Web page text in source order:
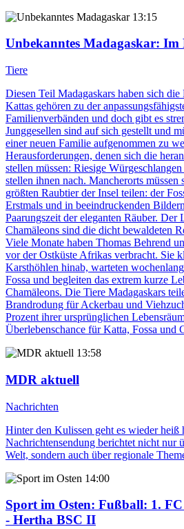
13:15
Unbekanntes Madagaskar: Im
Tiere
Diesen Teil Madagaskars haben sich
Kattas gehören zu der
Familienverbänden und doch gibt es
Junggesellen sind auf sich gestellt und
einer neuen Familie aufgenommen zu
Herausforderungen, denen sich die
stellen müssen: Riesige
stellen ihnen nach. Mancherorts müssen
größten Raubtier der Insel teilen: der
Erstmals und in beeindruckenden
Paarungszeit der eleganten Räuber. Der
Chamäleons sind die dicht bewaldeten
Viele Monate haben Thomas Behrend
vor der Ostküste Afrikas verbracht. Sie
Karsthöhlen hinab, warteten
Fossa und begleiten das extrem kurze
Chamäleons. Die Tiere Madagaskars
Brandrodung für Ackerbau und
Prozent ihrer ursprünglichen
Überlebenschance für Katta, Fossa und
13:58
MDR aktuell
Nachrichten
Hinter den Kulissen geht es wieder heiß
Nachrichtensendung berichtet nicht nur
Welt, sondern auch über regionale
14:00
Sport im Osten: Fußball: 1.
- Hertha BSC II